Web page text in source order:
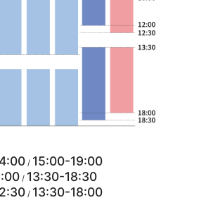
/ 15:00-19:00
/ 13:30-18:30
/ 13:30-18:00